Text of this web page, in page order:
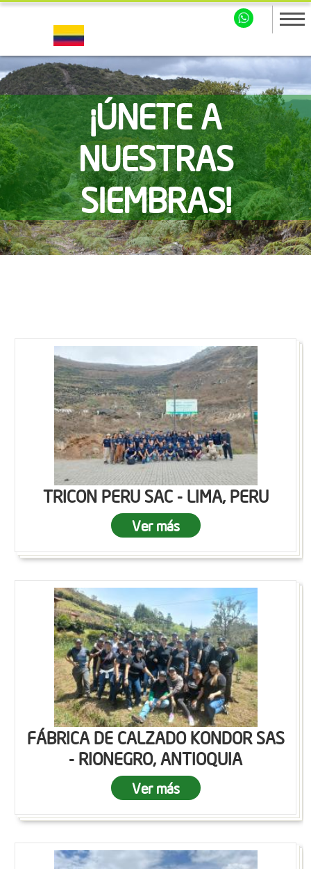
¡ÚNETE A
NUESTRAS
SIEMBRAS!
TRICON PERU SAC - LIMA, PERU
Ver más
FÁBRICA DE CALZADO KONDOR SAS
- RIONEGRO, ANTIOQUIA
Ver más